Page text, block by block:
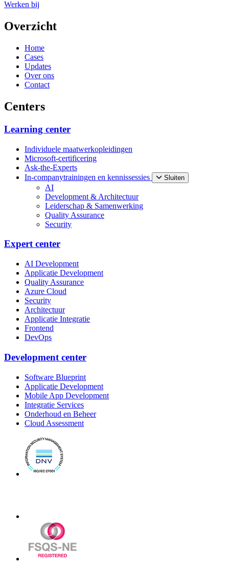
Werken bij
Overzicht
Home
Cases
Updates
Over ons
Contact
Centers
Learning center
Individuele maatwerkopleidingen
Microsoft-certificering
Ask-the-Experts
In-companytrainingen en kennissessies
Sluiten
AI
Development & Architectuur
Leiderschap & Samenwerking
Quality Assurance
Security
Expert center
AI Development
Applicatie Development
Quality Assurance
Azure Cloud
Security
Architectuur
Applicatie Integratie
Frontend
DevOps
Development center
Software Blueprint
Applicatie Development
Mobile App Development
Integratie Services
Onderhoud en Beheer
Cloud Assessment